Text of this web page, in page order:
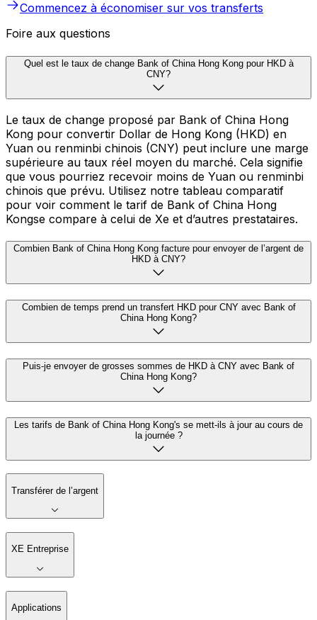
Commencez à économiser sur vos transferts
Foire aux questions
Quel est le taux de change Bank of China Hong Kong pour HKD à
CNY?
Le taux de change proposé par Bank of China Hong
Kong pour convertir Dollar de Hong Kong (HKD) en
Yuan ou renminbi chinois (CNY) peut inclure une marge
supérieure au taux réel moyen du marché. Cela signifie
que vous pourriez recevoir moins de Yuan ou renminbi
chinois que prévu. Utilisez notre tableau comparatif
pour voir comment le tarif de Bank of China Hong
Kongse compare à celui de Xe et d’autres prestataires.
Combien Bank of China Hong Kong facture pour envoyer de l’argent de
HKD à CNY?
Combien de temps prend un transfert HKD pour CNY avec Bank of
China Hong Kong?
Puis-je envoyer de grosses sommes de HKD à CNY avec Bank of
China Hong Kong?
Les tarifs de Bank of China Hong Kong's se mett-ils à jour au cours de
la journée ?
Transférer de l’argent
XE Entreprise
Applications